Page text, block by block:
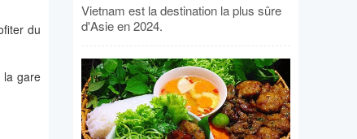
du
la gare
Vietnam est la destination la plus sûre
d'Asie en 2024.